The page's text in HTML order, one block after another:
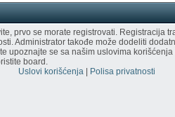
prvo se morate registrovati. Registracija
Administrator takođe može dodeliti
upoznajte se sa našim uslovima
board.
Uslovi korišćenja| Polisa privatnosti